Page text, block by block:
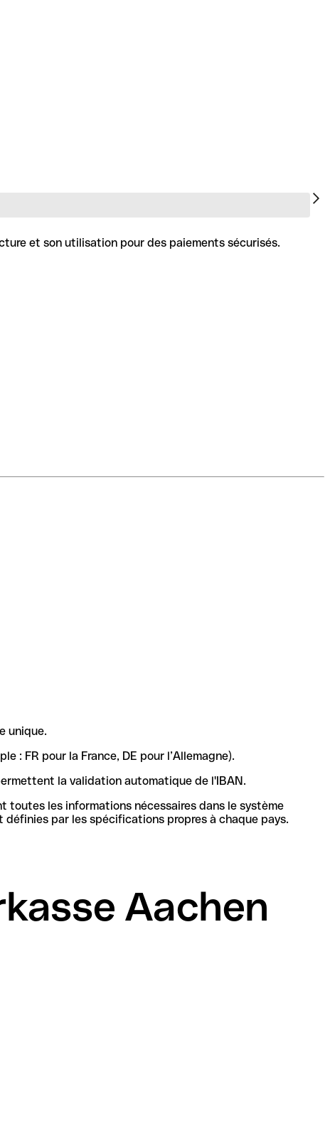
et son utilisation pour des paiements sécurisés.
unique.
: FR pour la France, DE pour l’Allemagne).
la validation automatique de l'IBAN.
les informations nécessaires dans le système
bancaire en Allemagne pour identifier de manière unique la banque et le compte, sa structure et sa longueur sont définies par les spécifications propres à chaque pays.
Aachen